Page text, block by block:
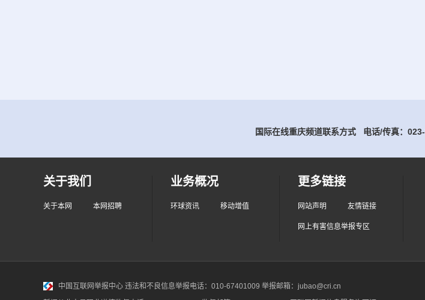
国际在线重庆频道联系方式 电话/传真：
关于我们
关于本网 本网招聘
业务概况
环球资讯 移动增值
更多链接
网站声明 友情链接
网上有害信息举报专区
中国互联网举报中心 违法和不良信息举报电话：010-67401009 举报邮箱：jubao@cri.cn